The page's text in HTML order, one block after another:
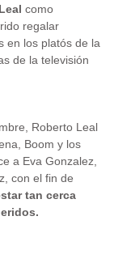
como
regalar
en los platós de la
de la televisión
Roberto Leal
Boom y los
a Eva Gonzalez,
con el fin de
tan cerca